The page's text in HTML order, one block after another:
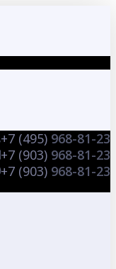
+7 (495) 968-81-23
+7 (903) 968-81-23
+7 (903) 968-81-23